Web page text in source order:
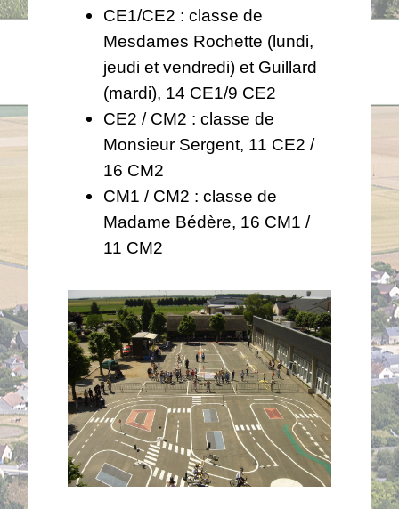
CE1/CE2 : classe de
Mesdames Rochette (lundi,
jeudi et vendredi) et Guillard
(mardi), 14 CE1/9 CE2
CE2 / CM2 : classe de
Monsieur Sergent, 11 CE2 /
16 CM2
CM1 / CM2 : classe de
Madame Bédère, 16 CM1 /
11 CM2